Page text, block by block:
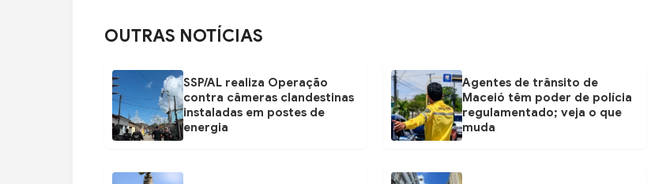
OUTRAS NOTÍCIAS
SSP/AL realiza Operação
contra câmeras clandestinas
instaladas em postes de
energia
Agentes de trânsito de
Maceió têm poder de polícia
regulamentado; veja o que
muda